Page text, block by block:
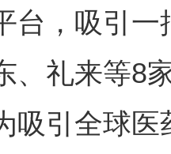
台，吸引
、礼来等8
吸引全球医